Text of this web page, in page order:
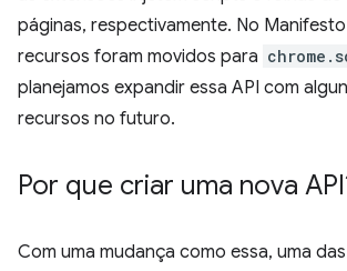
páginas, respectivamente. No Manifesto
recursos foram movidos para
planejamos expandir essa API com
recursos no futuro.
Por que criar uma nova
Com uma mudança como essa, uma